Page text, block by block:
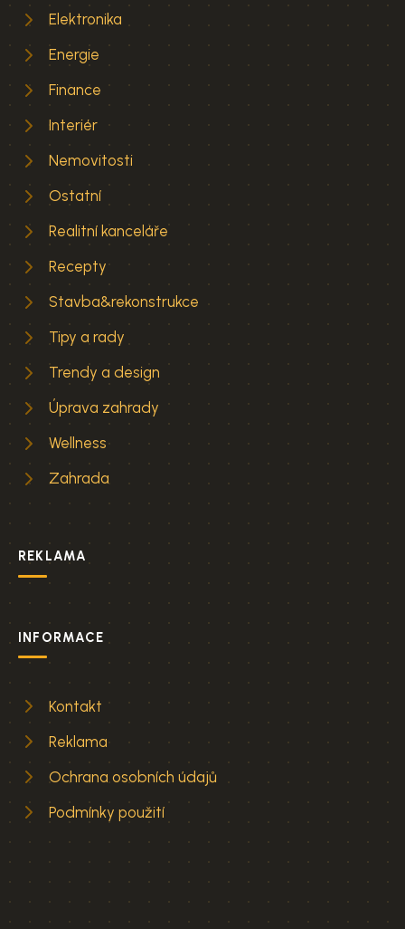
Elektronika
Energie
Finance
Interiér
Nemovitosti
Ostatní
Realitní kanceláře
Recepty
Stavba&rekonstrukce
Tipy a rady
Trendy a design
Úprava zahrady
Wellness
Zahrada
REKLAMA
INFORMACE
Kontakt
Reklama
Ochrana osobních údajů
Podmínky použití